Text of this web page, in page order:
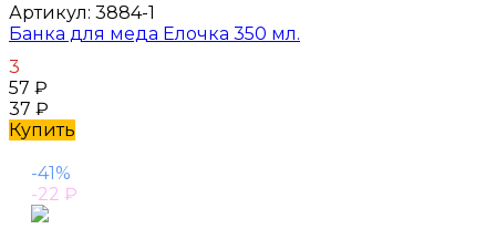
Артикул: 3884-1
Банка для меда Елочка 350 мл.
3
57 ₽
37 ₽
Купить
-41%
-22 ₽